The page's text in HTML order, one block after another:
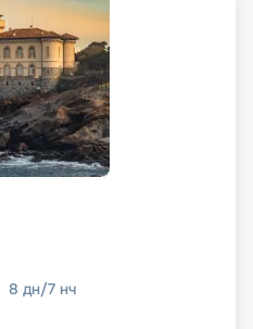
8 дн/7 нч